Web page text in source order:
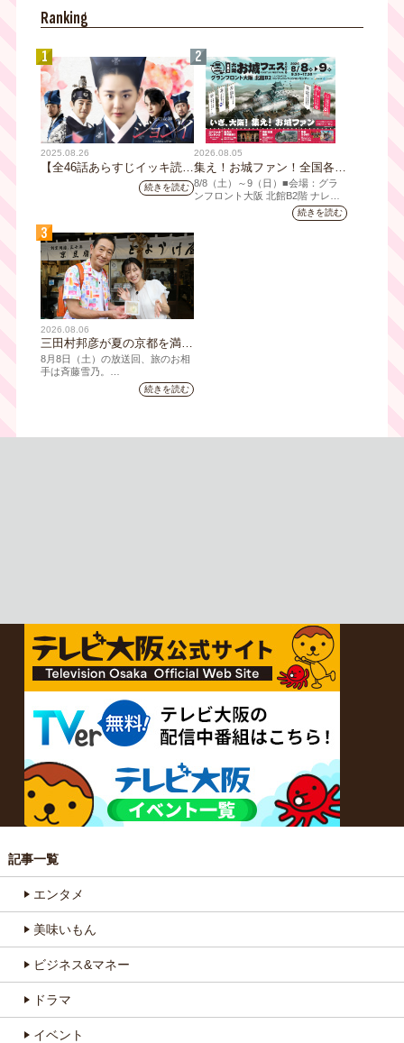
人を達成しました。
Ranking
1
2025.08.26
【全46話あらすじイッキ読
み】韓国ドラマ『火の女神
ジョンイ』｜テレビ大阪 9
ート
続きを読む
2
2026.08.05
集え！お城ファン！全国各地
のお城PRブースが群雄割
拠！『大阪・お城フェス
2026』、いよいよ8/8（土）
8/8（⼟）～9（日）■会場：グラ
ンフロント⼤阪 北館B2階 ナレッ
ジキャピタル コングレコンベンシ
ョンセンター ⼤⼈ 前売1,400円
続きを読む
3
2026.08.06
三田村邦彦が夏の京都を満喫
｜太っ腹な「無限朝食」、住
宅街の隠れ家・角打ち、売り
切れ御免の夏の名物を堪能！
三田村大絶賛！暑い時こそ食
8月8日（土）の放送回、旅のお相
手は斉藤雪乃。
「おとな旅あるき旅」は毎週土曜
続きを読む
記事一覧
エンタメ
美味いもん
ビジネス&マネー
ドラマ
イベント